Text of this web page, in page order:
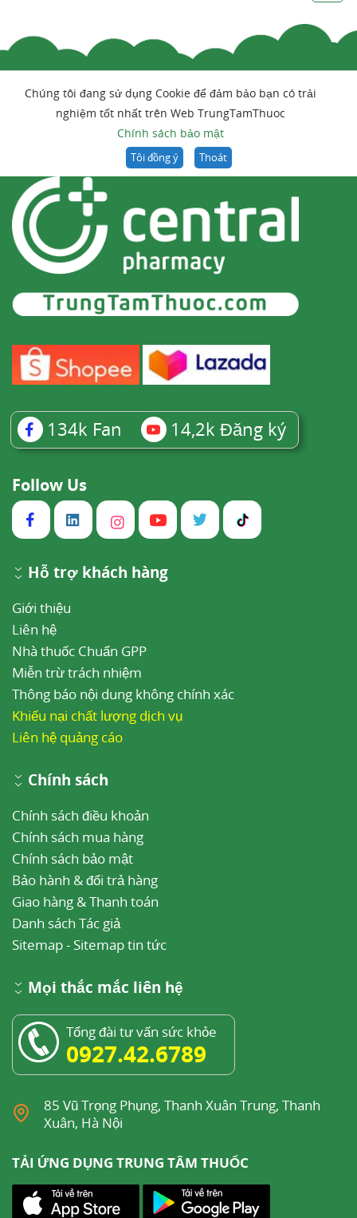
Chúng tôi đang sử dụng Cookie để đảm bảo bạn có trải
nghiệm tốt nhất trên Web TrungTamThuoc
Chính sách bảo mật
Tôi đồng ý Thoát
134k Fan 14,2k Đăng ký
Follow Us
Hỗ trợ khách hàng
Giới thiệu
Liên hệ
Nhà thuốc Chuẩn GPP
Miễn trừ trách nhiệm
Thông báo nội dung không chính xác
Khiếu nại chất lượng dịch vụ
Liên hệ quảng cáo
Chính sách
Chính sách điều khoản
Chính sách mua hàng
Chính sách bảo mật
Bảo hành & đổi trả hàng
Giao hàng & Thanh toán
Danh sách Tác giả
Sitemap- Sitemap tin tức
Mọi thắc mắc liên hệ
Tổng đài tư vấn sức khỏe
0927.42.6789
85 Vũ Trọng Phụng, Thanh Xuân Trung, Thanh
Xuân, Hà Nội
TẢI ỨNG DỤNG TRUNG TÂM THUỐC